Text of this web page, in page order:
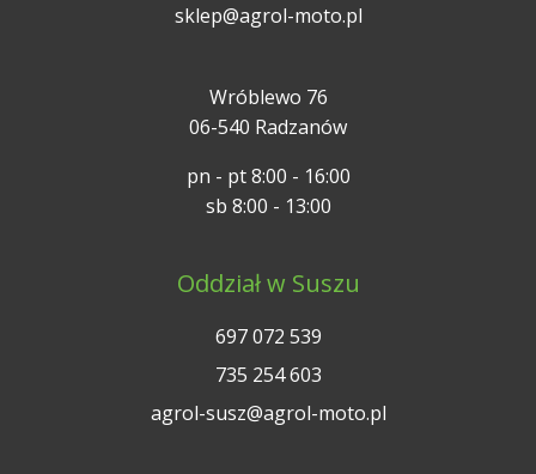
sklep@agrol-moto.pl
Wróblewo 76
06-540 Radzanów
pn - pt 8:00 - 16:00
sb 8:00 - 13:00
Oddział w Suszu
697 072 539
735 254 603
agrol-susz@agrol-moto.pl